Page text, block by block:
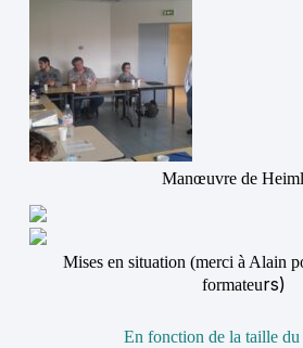
Manœuvre de
Mises en situation (merci à Alain
formateurs)
En fonction de la taille